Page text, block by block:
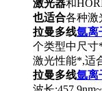
激光器和
也适合各种激
拉曼多线氩离
个类型中尺
激光性能*,适
拉曼多线氩离